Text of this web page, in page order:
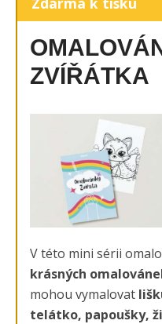
ZVÍŘÁTKA
V této mini sérii
krásných
mohou vymalovat
telátko, papoušky,